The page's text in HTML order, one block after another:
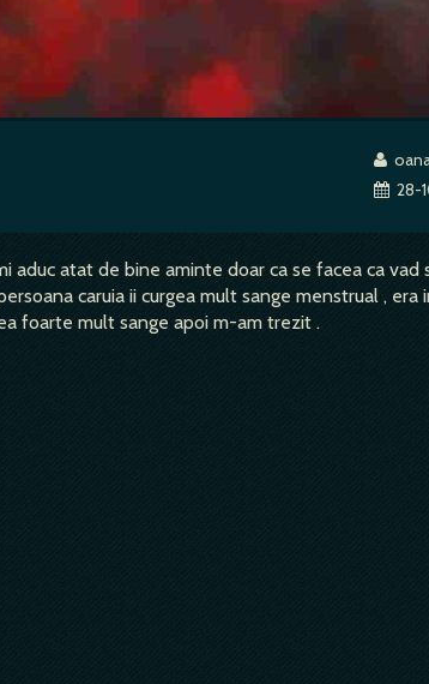
28-
aduc atat de bine aminte doar ca se facea ca vad
caruia ii curgea mult sange menstrual , era
foarte mult sange apoi m-am trezit .